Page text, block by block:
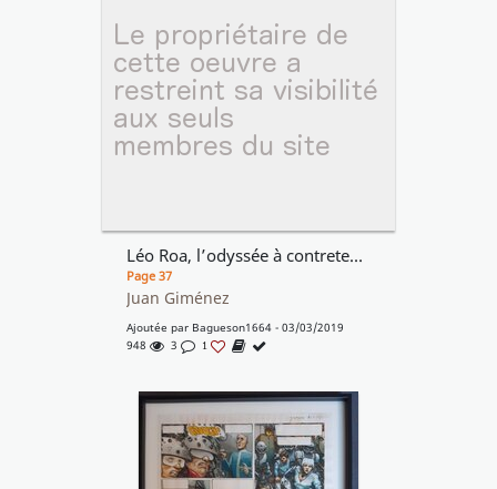
Léo Roa, l’odyssée à contretemps
Page 37
Juan Giménez
Ajoutée par Bagueson1664 - 03/03/2019
948
3 1